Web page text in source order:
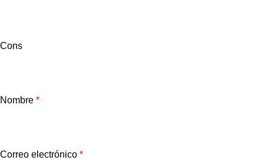
Cons
Nombre *
Correo electrónico *